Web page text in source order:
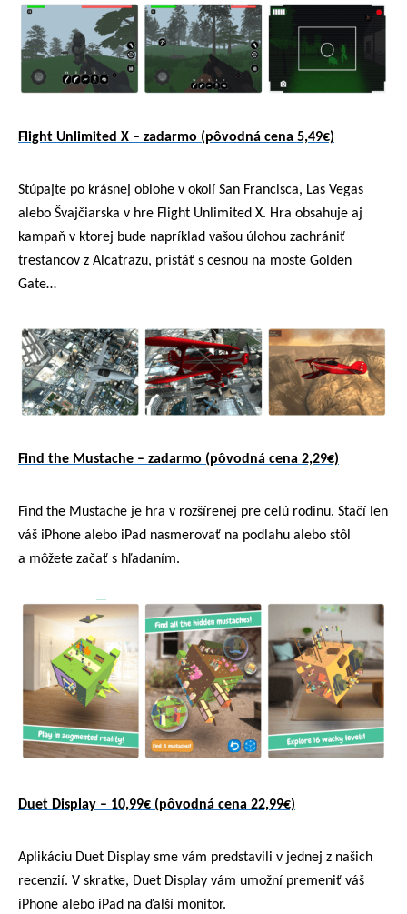
Flight Unlimited X – zadarmo (pôvodná cena 5,49€)
Stúpajte po krásnej oblohe v okolí San Francisca, Las Vegas
alebo Švajčiarska v hre Flight Unlimited X. Hra obsahuje aj
kampaň v ktorej bude napríklad vašou úlohou zachrániť
trestancov z Alcatrazu, pristáť s cesnou na moste Golden
Gate…
Find the Mustache – zadarmo (pôvodná cena 2,29€)
Find the Mustache je hra v rozšírenej pre celú rodinu. Stačí len
váš iPhone alebo iPad nasmerovať na podlahu alebo stôl
a môžete začať s hľadaním.
Duet Display – 10,99€ (pôvodná cena 22,99€)
Aplikáciu Duet Display sme vám predstavili v jednej z našich
recenzií. V skratke, Duet Display vám umožní premeniť váš
iPhone alebo iPad na ďalší monitor.